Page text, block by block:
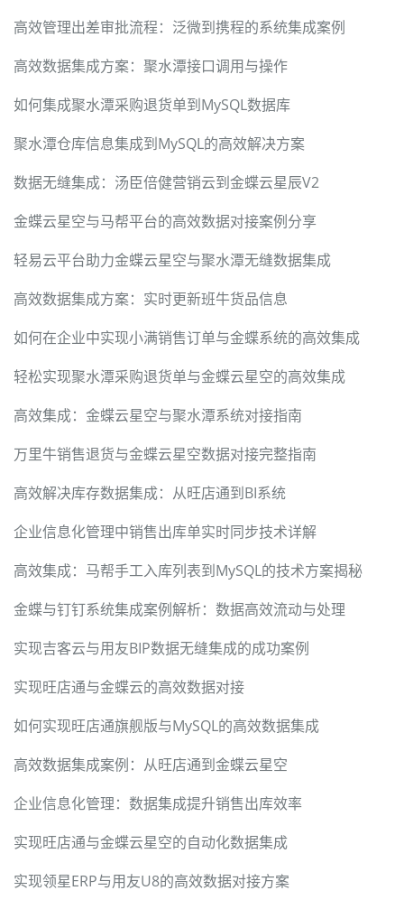
高效管理出差审批流程：泛微到携程的系统集成案例
高效数据集成方案：聚水潭接口调用与操作
如何集成聚水潭采购退货单到MySQL数据库
聚水潭仓库信息集成到MySQL的高效解决方案
数据无缝集成：汤臣倍健营销云到金蝶云星辰V2
金蝶云星空与马帮平台的高效数据对接案例分享
轻易云平台助力金蝶云星空与聚水潭无缝数据集成
高效数据集成方案：实时更新班牛货品信息
如何在企业中实现小满销售订单与金蝶系统的高效集成
轻松实现聚水潭采购退货单与金蝶云星空的高效集成
高效集成：金蝶云星空与聚水潭系统对接指南
万里牛销售退货与金蝶云星空数据对接完整指南
高效解决库存数据集成：从旺店通到BI系统
企业信息化管理中销售出库单实时同步技术详解
高效集成：马帮手工入库列表到MySQL的技术方案揭秘
金蝶与钉钉系统集成案例解析：数据高效流动与处理
实现吉客云与用友BIP数据无缝集成的成功案例
实现旺店通与金蝶云的高效数据对接
如何实现旺店通旗舰版与MySQL的高效数据集成
高效数据集成案例：从旺店通到金蝶云星空
企业信息化管理：数据集成提升销售出库效率
实现旺店通与金蝶云星空的自动化数据集成
实现领星ERP与用友U8的高效数据对接方案